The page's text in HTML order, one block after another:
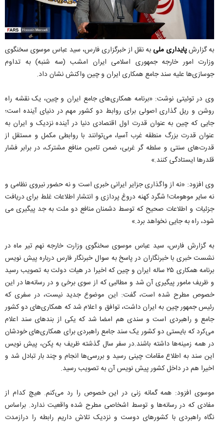
به گزارشپایداری ملی به نقل از خبرگزاری فارس، سید عباس موسوی سخنگوی
وزارت امور خارجه جمهوری اسلامی ایران امشب (سه شنبه) به تداوم
جوسازی‌ها علیه سند جامع همکاری ایران و چین واکنش نشان داد.
وی در توئیتی نوشت: «برنامه همکاری‌های جامع ایران و چین، یک نقشه راه
روشن و ریل گذاری اصولی برای روابط دو کشور مهم در دنیای آینده است؛
جایی که چین به عنوان قدرت اول اقتصادی دنیا در آینده نزدیک و ایران به
عنوان قدرت بزرگ منطقه غرب آسیا، می‌توانند با روابطی مکمل و مستقل از
قدرت‌های سنتی و سلطه گر غربی، ضمن تامین منافع مشترک، در برابر فشار
قلدرها ایستادگی کنند.»
وی افزود: «نه از واگذاری جزایر ایرانی خبری است و نه حضور نیروی نظامی و
نه سایر موهومات! شگرد کهنه دروغ پردازی و انتشار اطلاعات غلط برای دریافت
جزئیات و اطلاعات صحیح که توسط دشمنان منافع دو ملت به جد پیگیری می
شود، راه به جایی نخواهد برد.»
به گزارش فارس، سید عباس موسوی سخنگوی وزارت خارجه نهم تیر ماه در
نشست خبری با خبرنگاران در پاسخ به سوال خبرنگار فارس درباره پیش نویس
برنامه همکاری ۲۵ ساله ایران و چین که اخیرا در هیات دولت به تصویب رسید
و ظریف مامور پیگیری آن شد و مطالبی که از سوی برخی و در رسانه‌ها در این
خصوص مطرح شده است، گفت: این موضوع جدید نیست، در سفری که
رئیس جمهور چین به ایران داشت، توافق و اعلام شد که همکاری‌های دو کشور
جامع و راهبردی است و سندی هم امضا شد که یکی از بندهای سند اعلام
می‌کرد که بایستی دو کشور یک سند جامع راهبردی برای همکاری‌های خودشان
در همه زمینه‌ها داشته باشند.در سفر سال گذشته ظریف به پکن، پیش نویس
این سند به اطلاع مقامات چینی رسید و بررسی‌ها انجام و چند بار تبادل شد و
اخیرا هم در داخل کشور پیش نویس آن به تصویب رسید.
موسوی افزود: همه گمانه زنی در این خصوص را رد می‌کنم. هیچ کدام از
مفادی که در رسانه‌ها و توسط اشخاصی مطرح شده واقعیت ندارد. براساس
نگاه راهبردی با کشورهای دوست و نزدیک تلاش داریم رابطه را درازمدت